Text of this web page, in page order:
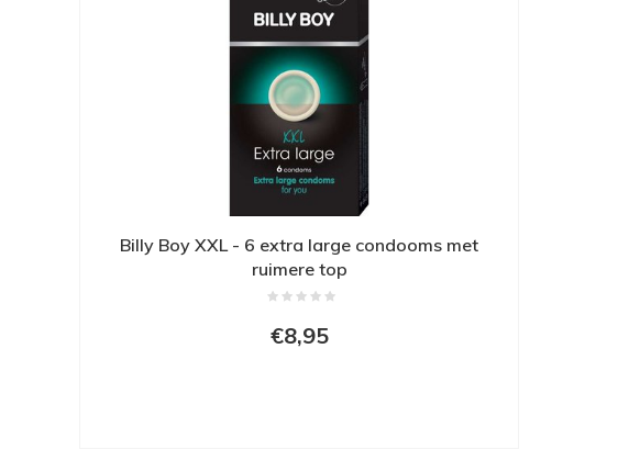
Billy Boy XXL - 6 extra large condooms met
ruimere top
€8,95